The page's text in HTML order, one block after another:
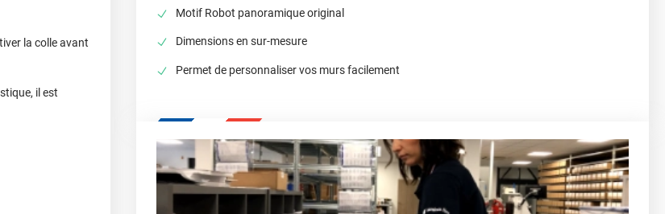
la colle avant
il est
Motif Robot panoramique original
Dimensions en sur-mesure
Permet de personnaliser vos murs facilement